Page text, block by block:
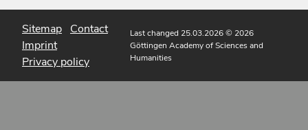
Sitemap Contact
Imprint
Privacy policy
Last changed 25.03.2026© 2026
Göttingen Academy of Sciences and
Humanities